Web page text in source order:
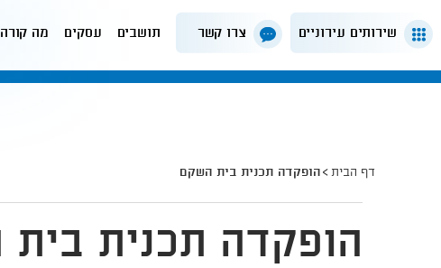
שירותים עירוניים צרו קשר תושבים עסקים מה
דף הבית הופקדה תכנית בית השקם
הופקדה תכנית